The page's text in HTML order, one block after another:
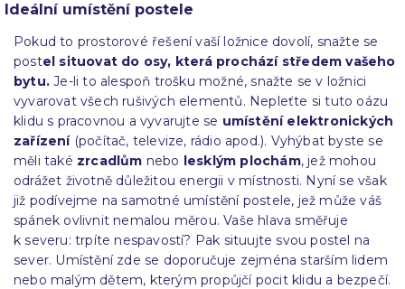
Ideální umístění postele
Pokud to prostorové řešení vaší ložnice dovolí, snažte se
postel situovat do osy, která prochází středem vašeho
bytu. Je-li to alespoň trošku možné, snažte se v ložnici
vyvarovat všech rušivých elementů. Nepleťte si tuto oázu
klidu s pracovnou a vyvarujte se umístění elektronických
zařízení(počítač, televize, rádio apod.). Vyhýbat byste se
měli také zrcadlům nebo lesklým plochám, jež mohou
odrážet životně důležitou energii v místnosti. Nyní se však
již podívejme na samotné umístění postele, jež může váš
spánek ovlivnit nemalou měrou. Vaše hlava směřuje
k severu: trpíte nespavostí? Pak situujte svou postel na
sever. Umístění zde se doporučuje zejména starším lidem
nebo malým dětem, kterým propůjčí pocit klidu a bezpečí.